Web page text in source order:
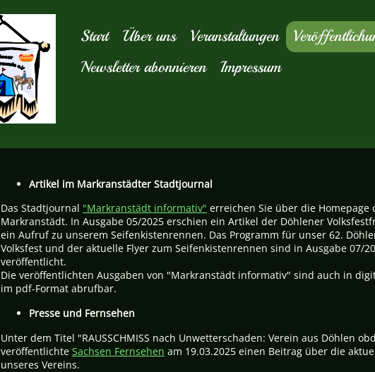
Start Über uns Veranstaltungen
Newsletter abonnieren
Impressum
Artikel im Markranstädter Stadtjournal
Das Stadtjournal "Markranstädt informativ" erreichen Sie über die Homepage
Markranstädt. In Ausgabe 05/2025 erschien ein Artikel der Döhlener
ein Aufruf zu unserem Seifenkistenrennen. Das Programm für unser 62.
Volksfest und der aktuelle Flyer zum Seifenkistenrennen sind in Ausgabe 07/
veröffentlicht.
Die veröffentlichten Ausgaben von "Markranstädt informativ" sind auch in
im pdf-Format abrufbar.
Presse und Fernsehen
Unter dem Titel "RAUSSCHMISS nach Unwetterschaden: Verein aus Döhlen
veröffentlichteSachsen Fernsehen am 19.03.2025 einen Beitrag über die
unseres Vereins.